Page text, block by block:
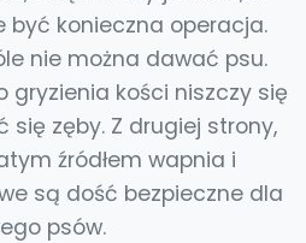
być konieczna operacja.
nie można dawać psu.
gryzienia kości niszczy się
się zęby. Z drugiej strony,
źródłem wapnia i
są dość bezpieczne dla
psów.